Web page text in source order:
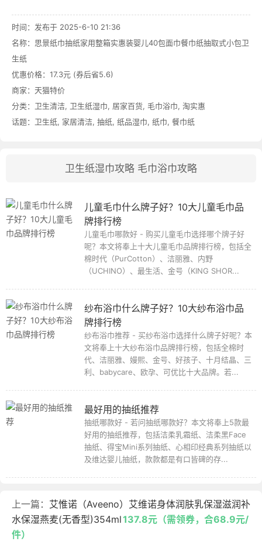
时间：发布于 2025-6-10 21:36
名称： 思景纸巾抽纸家用整箱实惠装婴儿40包面巾餐巾纸抽取式小包卫
生纸
优惠价格： 17.3元 (券后省5.6)
商家： 天猫特价
分类： 卫生清洁, 卫生纸湿巾, 居家百货, 毛巾浴巾, 淘实惠
话题： 卫生纸, 家居清洁, 抽纸, 纸品湿巾, 纸巾, 餐巾纸
卫生纸湿巾攻略 毛巾浴巾攻略
儿童毛巾什么牌子好？10大儿童毛巾品
牌排行榜
儿童毛巾哪款好 - 购买儿童毛巾选择哪个牌子好
呢？本文将奉上十大儿童毛巾品牌排行榜，包括全
棉时代（PurCotton）、洁丽雅、内野
（UCHINO）、最生活、金号（KING SHOR...
纱布浴巾什么牌子好？10大纱布浴巾品
牌排行榜
纱布浴巾推荐 - 买纱布浴巾选择什么牌子好呢？本
文将奉上十大纱布浴巾品牌排行榜，包括全棉时
代、洁丽雅、嫚熙、金号、好孩子、十月结晶、三
利、babycare、欧孕、可优比十大品牌。若...
最好用的抽纸推荐
抽纸哪款好 - 若问抽纸哪款好？本文将奉上5款最
好用的抽纸推荐，包括洁柔乳霜纸、洁柔黑Face
抽纸、得宝Mini系列抽纸、心相印经典系列抽纸以
及维达婴儿抽纸，款款都是有口皆碑的存...
上一篇： 艾惟诺（Aveeno）艾维诺身体润肤乳保湿滋润补
水保湿燕麦(无香型)354ml137.8元（需领券，合68.9元/
件）